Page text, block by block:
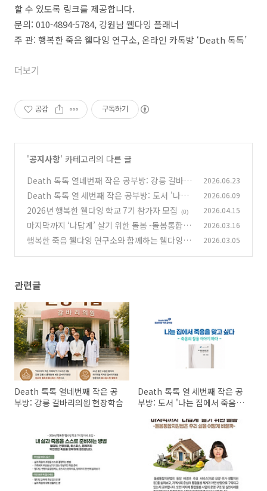
할 수 있도록 링크를 제공합니다.
문의: 010-4894-5784, 강원남 웰다잉 플래너
주 관: 행복한 죽음 웰다잉 연구소, 온라인 카톡방 ‘Death 톡톡’
더보기
공감 구독하기
'공지사항' 카테고리의 다른 글
Death 톡톡 열네번째 작은 공부방: 강릉 갈바리
의원 현장학습
(0)
2026.06.23
Death 톡톡 열 세번째 작은 공부방: 도서 '나는
집에서 죽음을 맞고 싶다' (0)
2026.06.09
2026년 행복한 웰다잉 학교 7기 참가자 모집 (0) 2026.04.15
마지막까지 ‘나답게’ 살기 위한 돌봄 -돌봄통합지
원법은 우리 삶을 어떻게 바꿀까- (0)
2026.03.16
행복한 죽음 웰다잉 연구소와 함께하는 웰다잉 강
2026.03.05
관련글
Death 톡톡 열네번째 작은 공
부방: 강릉 갈바리의원 현장학습
Death 톡톡 열 세번째 작은 공
부방: 도서 '나는 집에서 죽음을